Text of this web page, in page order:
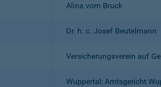
Alina vom Bruck
Dr. h. c. Josef Beutelmann
Versicherungsverein auf
Wuppertal; Amtsgericht